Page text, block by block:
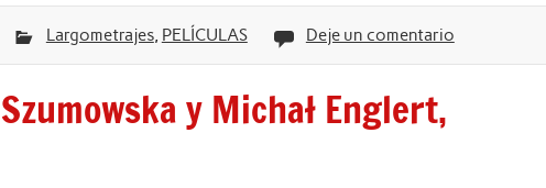
Largometrajes, PELÍCULAS Deje un comentario
y Michał Englert,